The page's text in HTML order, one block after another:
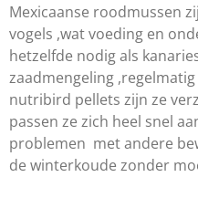
Mexicaanse roodmussen
vogels ,wat voeding en
hetzelfde nodig als
zaadmengeling
nutribird pellets zijn ze
passen ze zich heel snel
problemen met andere
de winterkoude zonder